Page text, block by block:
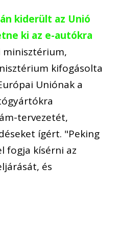
kiderült az Unió
ki az e-autókra
minisztérium,
kifogásolta
Uniónak a
tervezetét,
ígért. "Peking
fogja kísérni az
és